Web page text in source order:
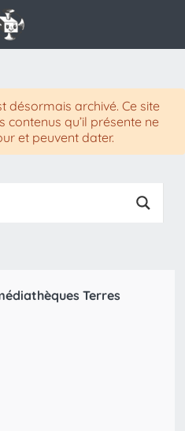
désormais archivé. Ce site
contenus qu’il présente ne
et peuvent dater.
Terres